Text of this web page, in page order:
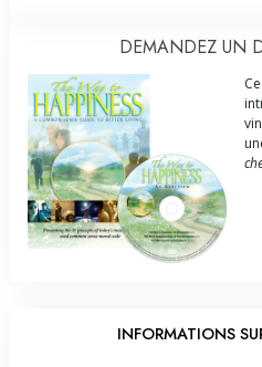
DEMANDEZ UN
INFORMATIONS